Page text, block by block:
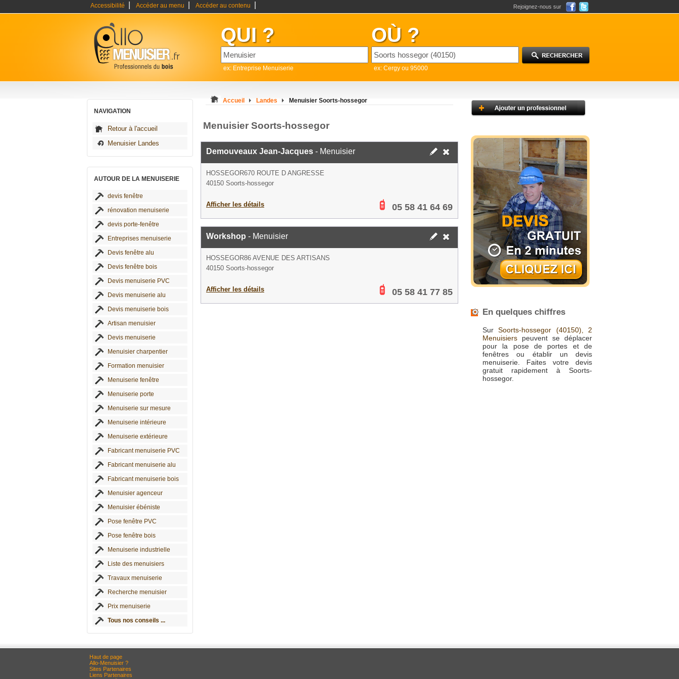
Accessibilité Accéder au menu Accéder au contenu Rejoignez-nous sur
QUI ?
ex: Entreprise Menuiserie
OÙ ?
ex: Cergy ou 95000
NAVIGATION
Retour à l'accueil
Menuisier Landes
AUTOUR DE LA MENUISERIE
devis fenêtre
rénovation menuiserie
devis porte-fenêtre
Entreprises menuiserie
Devis fenêtre alu
Devis fenêtre bois
Devis menuiserie PVC
Devis menuiserie alu
Devis menuiserie bois
Artisan menuisier
Devis menuiserie
Menuisier charpentier
Formation menuisier
Menuiserie fenêtre
Menuiserie porte
Menuiserie sur mesure
Menuiserie intérieure
Menuiserie extérieure
Fabricant menuiserie PVC
Fabricant menuiserie alu
Fabricant menuiserie bois
Menuisier agenceur
Menuisier ébéniste
Pose fenêtre PVC
Pose fenêtre bois
Menuiserie industrielle
Liste des menuisiers
Travaux menuiserie
Recherche menuisier
Prix menuiserie
Tous nos conseils ...
Accueil Landes Menuisier Soorts-hossegor
Menuisier Soorts-hossegor
Demouveaux Jean-Jacques - Menuisier
HOSSEGOR670 ROUTE D ANGRESSE
40150 Soorts-hossegor
Afficher les détails 05 58 41 64 69
Workshop - Menuisier
HOSSEGOR86 AVENUE DES ARTISANS
40150 Soorts-hossegor
Afficher les détails 05 58 41 77 85
En quelques chiffres
SurSoorts-hossegor (40150), 2
Menuisiers peuvent se déplacer
pour la pose de portes et de
fenêtres ou établir un devis
menuiserie. Faites votre devis
gratuit rapidement à Soorts-
hossegor.
Haut de page
Allo-Menuisier ?
Sites Partenaires
Liens Partenaires